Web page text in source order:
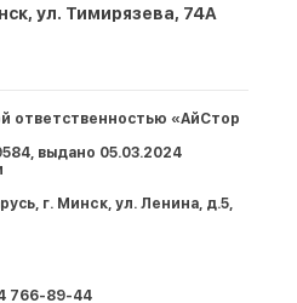
ул. Тимирязева, 74A
ответственностью «АйСтор
выдано 05.03.2024
г. Минcк, ул. Ленина, д.5,
766-89-44